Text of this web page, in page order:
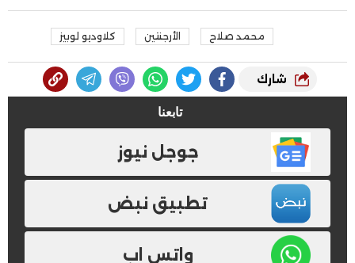
محمد صلاح الأرجنتين كلاوديو لوبيز
شارك
تابعنا
جوجل نيوز
تطبيق نبض
واتس اب